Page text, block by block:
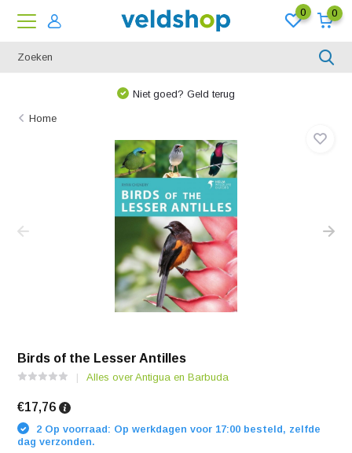
0 0
Niet goed? Geld terug
Home
Birds of the Lesser Antilles
Alles over Antigua en Barbuda
€17,76
2 Op voorraad: Op werkdagen voor 17:00 besteld, zelfde
dag verzonden.